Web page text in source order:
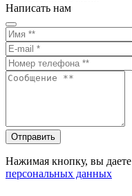
Написать нам
Отправить
Нажимая кнопку, вы даете
персональных данных